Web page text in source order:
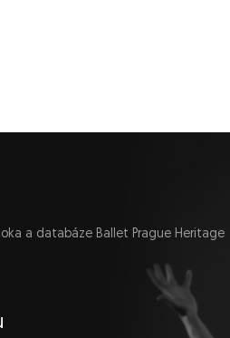
a databáze Ballet Prague Heritage